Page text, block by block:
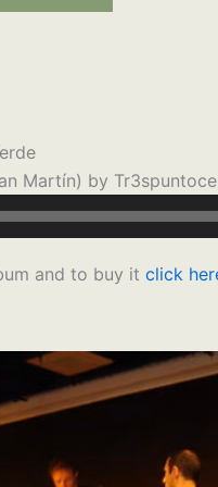
Martín) by
and to buy it click